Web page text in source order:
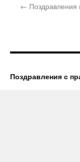
← Поздравления
Поздравления с